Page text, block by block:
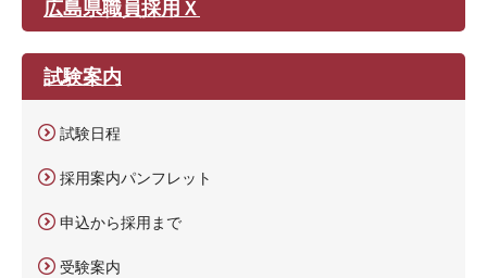
広島県職員採用Ｘ
試験案内
試験日程
採用案内パンフレット
申込から採用まで
受験案内